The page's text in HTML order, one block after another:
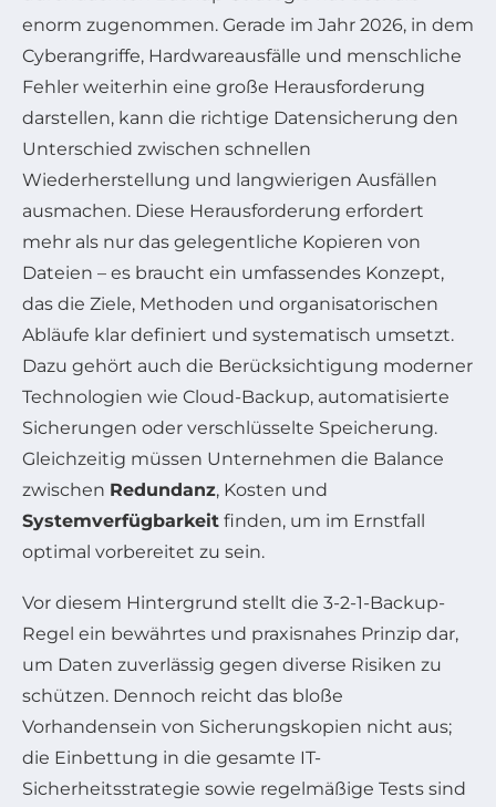
enorm zugenommen. Gerade im Jahr 2026, in dem
Cyberangriffe, Hardwareausfälle und menschliche
Fehler weiterhin eine große Herausforderung
darstellen, kann die richtige Datensicherung den
Unterschied zwischen schnellen
Wiederherstellung und langwierigen Ausfällen
ausmachen. Diese Herausforderung erfordert
mehr als nur das gelegentliche Kopieren von
Dateien – es braucht ein umfassendes Konzept,
das die Ziele, Methoden und organisatorischen
Abläufe klar definiert und systematisch umsetzt.
Dazu gehört auch die Berücksichtigung moderner
Technologien wie Cloud-Backup, automatisierte
Sicherungen oder verschlüsselte Speicherung.
Gleichzeitig müssen Unternehmen die Balance
zwischen Redundanz, Kosten und
Systemverfügbarkeit finden, um im Ernstfall
optimal vorbereitet zu sein.
Vor diesem Hintergrund stellt die 3-2-1-Backup-
Regel ein bewährtes und praxisnahes Prinzip dar,
um Daten zuverlässig gegen diverse Risiken zu
schützen. Dennoch reicht das bloße
Vorhandensein von Sicherungskopien nicht aus;
die Einbettung in die gesamte IT-
Sicherheitsstrategie sowie regelmäßige Tests sind